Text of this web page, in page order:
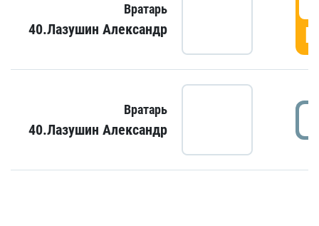
Вратарь
40.Лазушин Александр
Вратарь
40.Лазушин Александр